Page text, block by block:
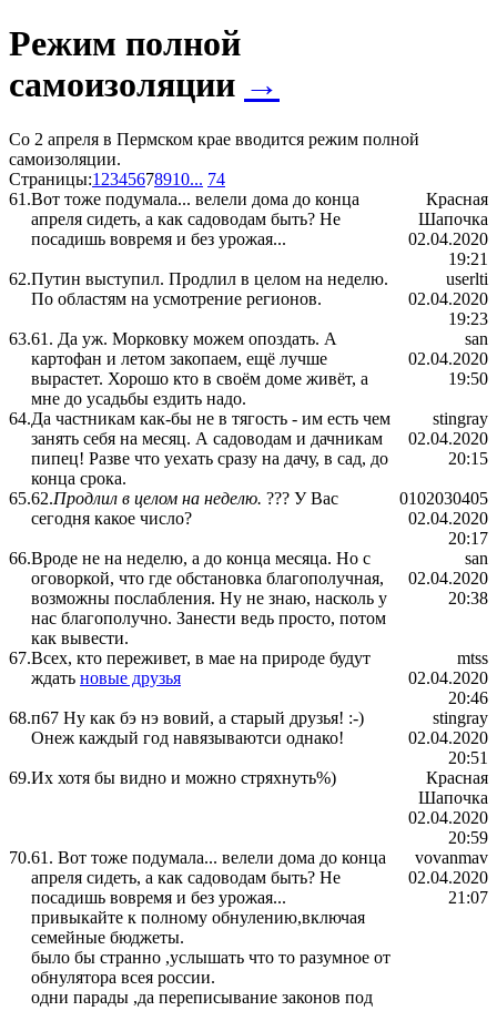
Режим полной
самоизоляции →
Со 2 апреля в Пермском крае вводится режим полной
самоизоляции.
Страницы:1 2345678910... 74
61.Вот тоже подумала... велели дома до конца
апреля сидеть, а как садоводам быть? Не
посадишь вовремя и без урожая...
Красная
Шапочка
02.04.2020
19:21
62.Путин выступил. Продлил в целом на неделю.
По областям на усмотрение регионов.
userlti
02.04.2020
19:23
63.61. Да уж. Морковку можем опоздать. А
картофан и летом закопаем, ещё лучше
вырастет. Хорошо кто в своём доме живёт, а
мне до усадьбы ездить надо.
san
02.04.2020
19:50
64.Да частникам как-бы не в тягость - им есть чем
занять себя на месяц. А садоводам и дачникам
пипец! Разве что уехать сразу на дачу, в сад, до
конца срока.
stingray
02.04.2020
20:15
65.62.Продлил в целом на неделю. ??? У Вас
сегодня какое число?
0102030405
02.04.2020
20:17
66.Вроде не на неделю, а до конца месяца. Но с
оговоркой, что где обстановка благополучная,
возможны послабления. Ну не знаю, насколь у
нас благополучно. Занести ведь просто, потом
как вывести.
san
02.04.2020
20:38
67.Всех, кто переживет, в мае на природе будут
ждать новые друзья
mtss
02.04.2020
20:46
68.п67 Ну как бэ нэ вовий, а старый друзья! :-)
Онеж каждый год навязываютси однако!
stingray
02.04.2020
20:51
69.Их хотя бы видно и можно стряхнуть%)
Красная
Шапочка
02.04.2020
20:59
70.61. Вот тоже подумала... велели дома до конца
апреля сидеть, а как садоводам быть? Не
посадишь вовремя и без урожая...
привыкайте к полному обнулению,включая
семейные бюджеты.
было бы странно ,услышать что то разумное от
обнулятора всея россии.
одни парады ,да переписывание законов под
vovanmav
02.04.2020
21:07